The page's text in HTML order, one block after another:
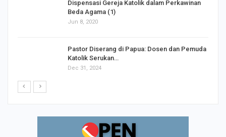
Beda Agama (1)
Jun 8, 2020
Katolik Serukan…
Dec 31, 2024